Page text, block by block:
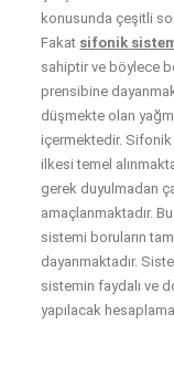
konusunda çeşitli
Fakat sifonik
sahiptir ve böylece
prensibine
düşmekte olan
içermektedir. Sifonik
ilkesi temel
gerek duyulmadan
amaçlanmaktadır.
sistemi boruların
dayanmaktadır.
sistemin faydalı ve
yapılacak